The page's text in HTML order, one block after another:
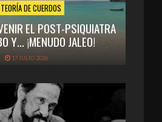
TEORÍA DE CUERDOS
EL POST-PSIQUIATRA
Y… ¡MENUDO JALEO!
17 JULIO 2026